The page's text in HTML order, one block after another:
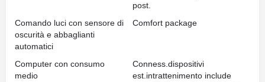
post.
Comando luci con sensore di
oscurità e abbaglianti
automatici
Comfort package
Computer con consumo
medio
Conness.dispositivi
est.intrattenimento include